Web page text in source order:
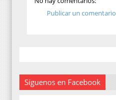
Publicar un comentario
Síguenos en Facebook